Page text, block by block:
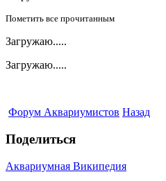
Пометить все прочитанным
Загружаю.....
Загружаю.....
Форум Аквариумистов Назад
Поделиться
Аквариумная Википедия